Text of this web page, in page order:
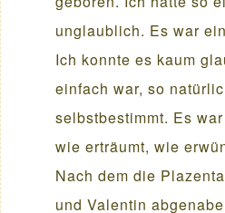
unglaublich. Es war
Ich konnte es kaum
einfach war, so
selbstbestimmt. Es
wie erträumt, wie
Nach dem die
und Valentin